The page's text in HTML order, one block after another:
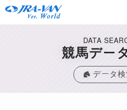
DATA
競馬デー
データ